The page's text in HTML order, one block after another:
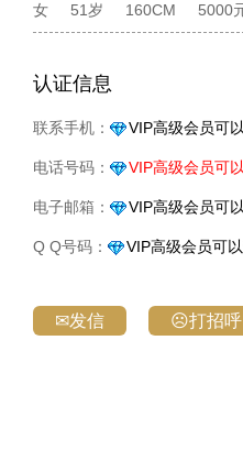
女 51岁 160CM 5000
认证信息
联系手机： VIP高级会员可
电话号码： VIP高级会员可
电子邮箱： VIP高级会员可
Q Q号码： VIP高级会员可
✉发信 ☹打招呼